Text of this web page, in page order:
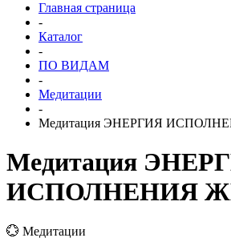
Главная страница
-
Каталог
-
ПО ВИДАМ
-
Медитации
-
Медитация ЭНЕРГИЯ
Медитация
ИСПОЛНЕНИЯ
💮 Медитации